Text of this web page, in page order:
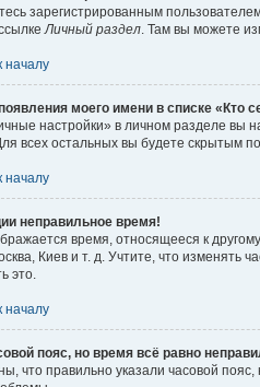
зарегистрированным
Личный раздел . Там вы можете
началу
моего имени в списке «Кто
настройки» в личном разделе вы
всех остальных вы будете скрытым
началу
неправильное время!
время, относящееся к
Киев и т. д. Учтите, что изменять
это.
началу
пояс, но время всё равно
что правильно указали часовой